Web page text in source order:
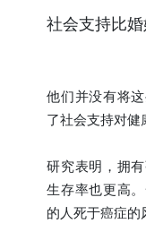
社会支持比
他们并没有将
了社会支持对健
研究表明，拥
生存率也更高
的人死于癌症的